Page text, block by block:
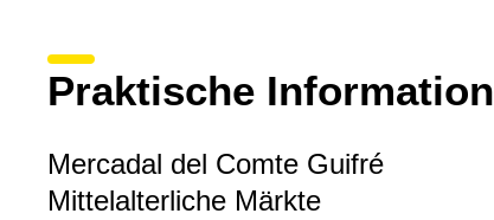
Praktische Information
Mercadal del Comte Guifré
Mittelalterliche Märkte